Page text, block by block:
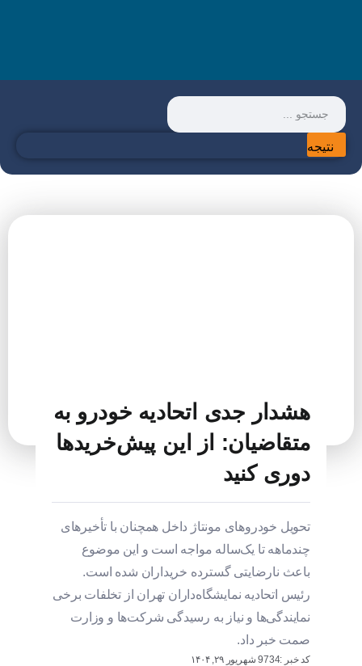
نتیجه
هشدار جدی اتحادیه خودرو به
متقاضیان: از این پیش‌خریدها
دوری کنید
تحویل خودروهای مونتاژ داخل همچنان با تأخیرهای
چندماهه تا یک‌ساله مواجه است و این موضوع
باعث نارضایتی گسترده خریداران شده است.
رئیس اتحادیه نمایشگاه‌داران تهران از تخلفات برخی
نمایندگی‌ها و نیاز به رسیدگی شرکت‌ها و وزارت
صمت خبر داد.
کد خبر :9734 شهریور ۲۹, ۱۴۰۴